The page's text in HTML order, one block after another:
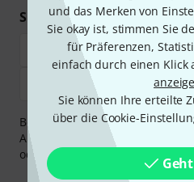
und das Merken von
Sie okay ist, stimmen Sie
für Präferenzen,
einfach durch einen Klick
Sie können Ihre erteilte
über die Cookie-
Sicher einkaufen &
Bezahlen Sie vertraulich und
Amazon Pay,
Klarna Sofort
oder Kreditkarte.